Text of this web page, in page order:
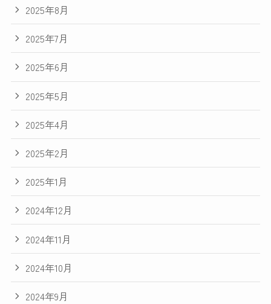
2025年8月
2025年7月
2025年6月
2025年5月
2025年4月
2025年2月
2025年1月
2024年12月
2024年11月
2024年10月
2024年9月